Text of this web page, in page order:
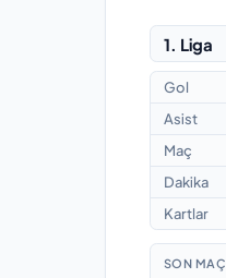
1. Liga
Gol
Asist
Maç
Dakika
Kartlar
SON MAÇ